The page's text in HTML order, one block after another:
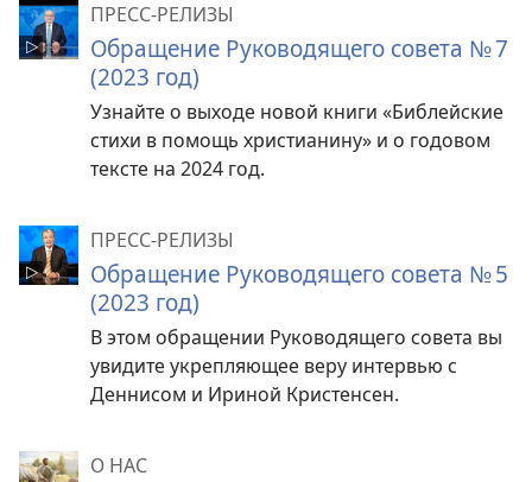
ПРЕСС-РЕЛИЗЫ
Обращение Руководящего совета № 7
(2023 год)
Узнайте о выходе новой книги «Библейские
стихи в помощь христианину» и о годовом
тексте на 2024 год.
ПРЕСС-РЕЛИЗЫ
Обращение Руководящего совета № 5
(2023 год)
В этом обращении Руководящего совета вы
увидите укрепляющее веру интервью с
Деннисом и Ириной Кристенсен.
О НАС